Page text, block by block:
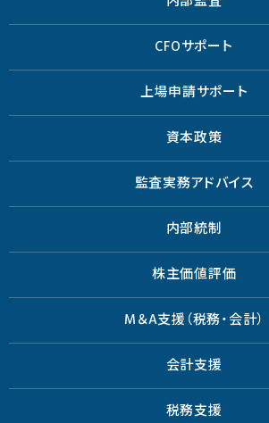
CFOサポート
上場申請サポート
資本政策
監査実務アドバイス
内部統制
株主価値評価
M＆A支援（税務・会計）
会計支援
税務支援